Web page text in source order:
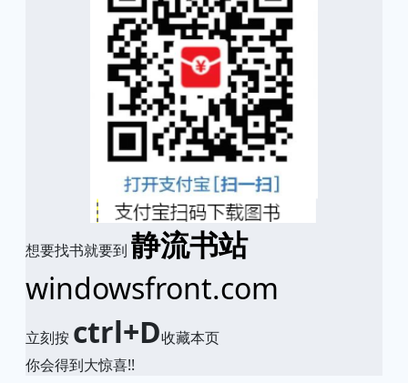
想要找书就要到 静流书站
windowsfront.com
立刻按 ctrl+D收藏本页
你会得到大惊喜!!